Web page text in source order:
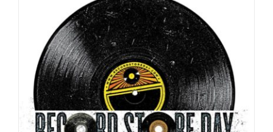
Record Store Day, 13. aprila u Čumiću
Život i zabava